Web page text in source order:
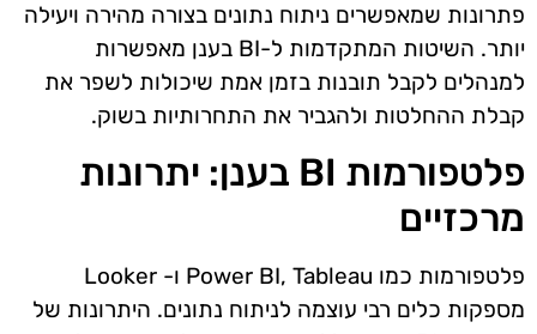
פתרונות שמאפשרים ניתוח נתונים בצורה מהירה ויעילה
יותר. השיטות המתקדמות ל-BI בענן מאפשרות
למנהלים לקבל תובנות בזמן אמת שיכולות לשפר את
קבלת ההחלטות ולהגביר את התחרותיות בשוק.
פלטפורמות BI בענן: יתרונות
מרכזיים
פלטפורמות כמו Power BI, Tableau ו- Looker
מספקות כלים רבי עוצמה לניתוח נתונים. היתרונות של